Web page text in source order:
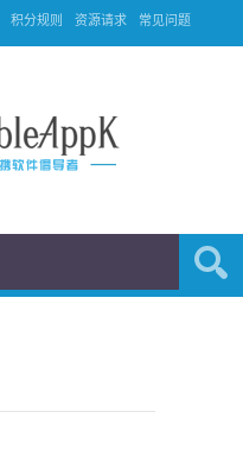
积分规则 资源请求 常见问题